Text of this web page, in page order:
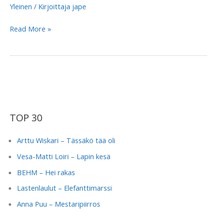
Yleinen / Kirjoittaja jape
A.W.
–
Read More »
TOP 30
Arttu Wiskari – Tässäkö tää oli
Vesa-Matti Loiri – Lapin kesä
BEHM – Hei rakas
Lastenlaulut – Elefanttimarssi
Anna Puu – Mestaripiirros